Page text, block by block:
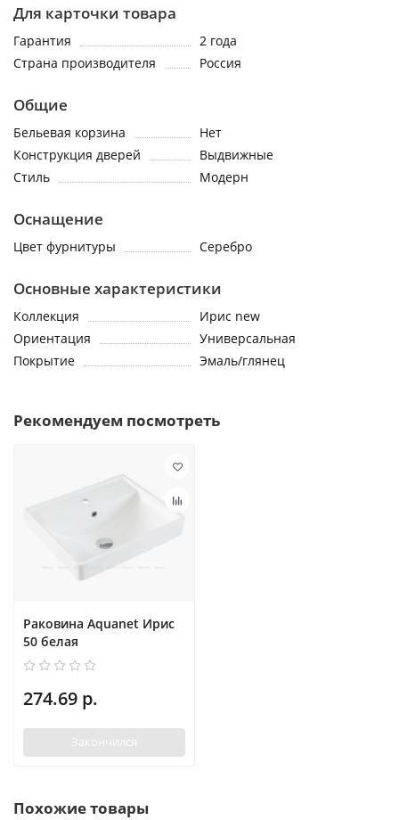
Для карточки товара
Гарантия
2 года
Страна производителя
Россия
Общие
Бельевая корзина
Нет
Конструкция дверей
Выдвижные
Стиль
Модерн
Оснащение
Цвет фурнитуры Серебро
Основные характеристики
Коллекция
Ирис new
Ориентация
Универсальная
Покрытие
Эмаль/глянец
Рекомендуем посмотреть
Раковина Aquanet Ирис
50 белая
274.69 р.
Закончился
Похожие товары